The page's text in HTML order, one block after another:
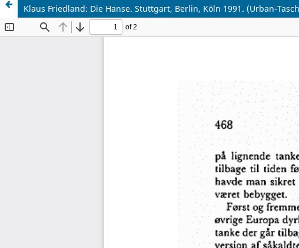
Klaus Friedland: Die Hanse. Stuttgart, Berlin, Köln 1991. (Urban-